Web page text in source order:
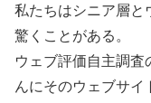
私たちはシニア層と
驚くことがある。
ウェブ評価自主調査
んにそのウェブサ